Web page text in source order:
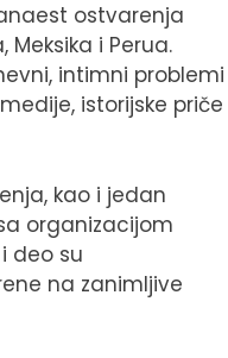
ostvarenja
Meksika i Perua.
intimni problemi
istorijske priče
kao i jedan
organizacijom
deo su
na zanimljive